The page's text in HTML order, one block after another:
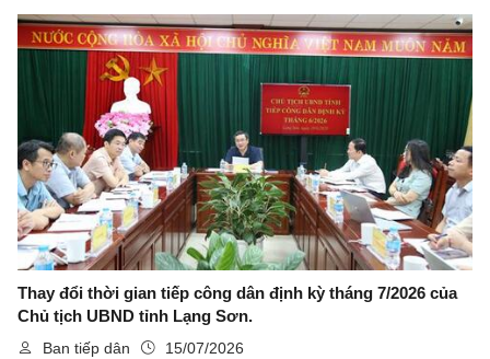
Thay đổi thời gian tiếp công dân định kỳ tháng 7/2026 của
Chủ tịch UBND tỉnh Lạng Sơn.
Ban tiếp dân
15/07/2026